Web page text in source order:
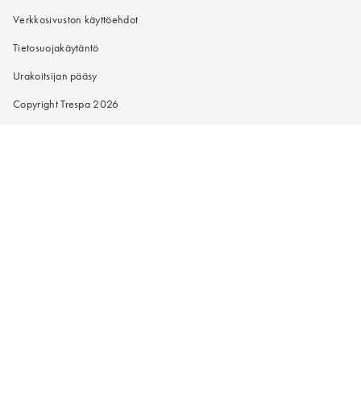
Verkkosivuston käyttöehdot
Tietosuojakäytäntö
Urakoitsijan pääsy
Copyright Trespa 2026